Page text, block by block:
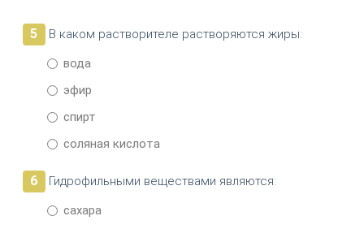
5
В каком растворителе растворяются жиры:
вода
эфир
спирт
соляная кислота
6
Гидрофильными веществами являются:
сахара